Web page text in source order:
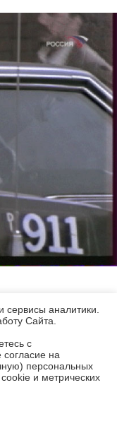
металлический
аналитики.
Cайта.
с
согласие на
персональных
и метрических